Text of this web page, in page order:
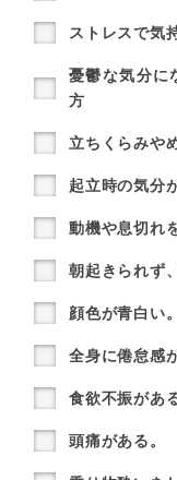
ストレスで気
憂鬱な気分に
方
立ちくらみや
起立時の気分
動機や息切れ
朝起きられず
顔色が青白い。
全身に倦怠感
食欲不振があ
頭痛がある。